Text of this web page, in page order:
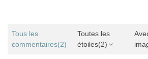
Tous les
commentaires(2)
Toutes les
étoiles(2)